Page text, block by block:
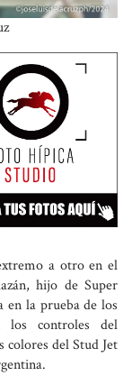
a otro en el
hijo de Super
en la prueba de los
los controles del
colores del Stud Jet